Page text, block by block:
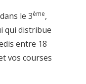
le 3ème,
qui distribue
entre 18
vos courses